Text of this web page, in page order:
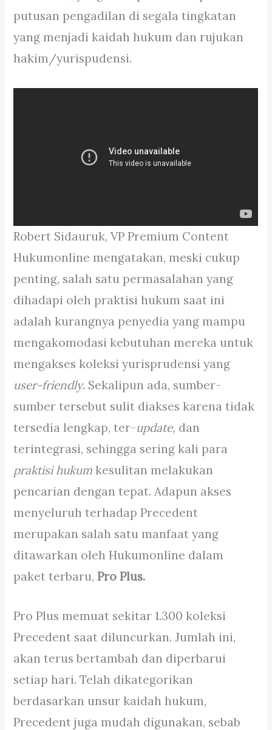
putusan pengadilan di segala tingkatan
yang menjadi kaidah hukum dan rujukan
hakim/yurispudensi.
Robert Sidauruk, VP Premium Content
Hukumonline mengatakan, meski cukup
penting, salah satu permasalahan yang
dihadapi oleh praktisi hukum saat ini
adalah kurangnya penyedia yang mampu
mengakomodasi kebutuhan mereka untuk
mengakses koleksi yurisprudensi yang
user-friendly. Sekalipun ada, sumber-
sumber tersebut sulit diakses karena tidak
tersedia lengkap, ter-update, dan
terintegrasi, sehingga sering kali para
praktisi hukumkesulitan melakukan
pencarian dengan tepat. Adapun akses
menyeluruh terhadap Precedent
merupakan salah satu manfaat yang
ditawarkan oleh Hukumonline dalam
paket terbaru,Pro Plus.
Pro Plus memuat sekitar 1.300 koleksi
Precedent saat diluncurkan. Jumlah ini,
akan terus bertambah dan diperbarui
setiap hari. Telah dikategorikan
berdasarkan unsur kaidah hukum,
Precedent juga mudah digunakan, sebab